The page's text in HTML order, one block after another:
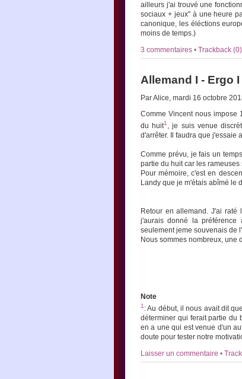
ailleurs j'ai trouvé une
sociaux + jeux" à une heure
canonique, les éléctions
moins de temps.)
3 commentaires • Trackback (0)
Allemand I - Ergo I
Par Alice, mardi 16 octobre
Comme Vincent nous impose
du huit1 , je suis venue
d'arrêter. Il faudra que j'essaie
Comme prévu, je fais un
partie du huit car les
Pour mémoire, c'est en
Landy que je m'étais abîmé le
Retour en allemand. J'ai
j'aurais donné la préférence
seulement jeme souvenais de
Nous sommes nombreux,
Note
1 : Au début, il nous avait dit
déterminer qui ferait partie du
en a une qui est venue d'un
doute pour tester notre
Laisser un commentaire •